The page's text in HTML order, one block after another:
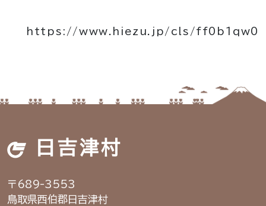
https://www.hiezu.jp/cls/ff0b1qw0
日吉津村
〒689-3553
鳥取県西伯郡日吉津村